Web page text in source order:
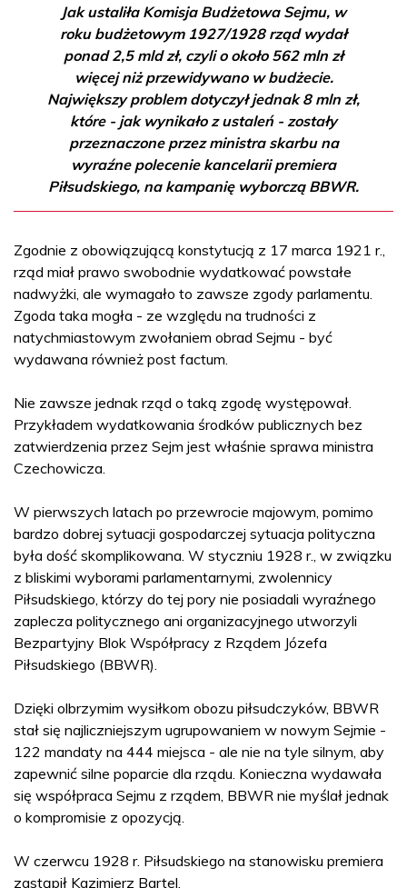
Jak ustaliła Komisja Budżetowa Sejmu, w
roku budżetowym 1927/1928 rząd wydał
ponad 2,5 mld zł, czyli o około 562 mln zł
więcej niż przewidywano w budżecie.
Największy problem dotyczył jednak 8 mln zł,
które - jak wynikało z ustaleń - zostały
przeznaczone przez ministra skarbu na
wyraźne polecenie kancelarii premiera
Piłsudskiego, na kampanię wyborczą BBWR.
Zgodnie z obowiązującą konstytucją z 17 marca 1921 r.,
rząd miał prawo swobodnie wydatkować powstałe
nadwyżki, ale wymagało to zawsze zgody parlamentu.
Zgoda taka mogła - ze względu na trudności z
natychmiastowym zwołaniem obrad Sejmu - być
wydawana również post factum.
Nie zawsze jednak rząd o taką zgodę występował.
Przykładem wydatkowania środków publicznych bez
zatwierdzenia przez Sejm jest właśnie sprawa ministra
Czechowicza.
W pierwszych latach po przewrocie majowym, pomimo
bardzo dobrej sytuacji gospodarczej sytuacja polityczna
była dość skomplikowana. W styczniu 1928 r., w związku
z bliskimi wyborami parlamentarnymi, zwolennicy
Piłsudskiego, którzy do tej pory nie posiadali wyraźnego
zaplecza politycznego ani organizacyjnego utworzyli
Bezpartyjny Blok Współpracy z Rządem Józefa
Piłsudskiego (BBWR).
Dzięki olbrzymim wysiłkom obozu piłsudczyków, BBWR
stał się najliczniejszym ugrupowaniem w nowym Sejmie -
122 mandaty na 444 miejsca - ale nie na tyle silnym, aby
zapewnić silne poparcie dla rządu. Konieczna wydawała
się współpraca Sejmu z rządem, BBWR nie myślał jednak
o kompromisie z opozycją.
W czerwcu 1928 r. Piłsudskiego na stanowisku premiera
zastąpił Kazimierz Bartel.